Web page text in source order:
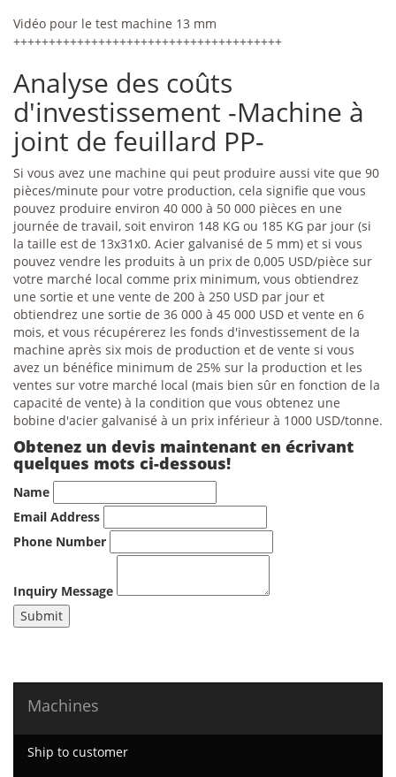
Vidéo pour le test machine 13 mm
++++++++++++++++++++++++++++++++++++++
Analyse des coûts
d'investissement -Machine à
joint de feuillard PP-
Si vous avez une machine qui peut produire aussi vite que 90
pièces/minute pour votre production, cela signifie que vous
pouvez produire environ 40 000 à 50 000 pièces en une
journée de travail, soit environ 148 KG ou 185 KG par jour (si
la taille est de 13x31x0. Acier galvanisé de 5 mm) et si vous
pouvez vendre les produits à un prix de 0,005 USD/pièce sur
votre marché local comme prix minimum, vous obtiendrez
une sortie et une vente de 200 à 250 USD par jour et
obtiendrez une sortie de 36 000 à 45 000 USD et vente en 6
mois, et vous récupérerez les fonds d'investissement de la
machine après six mois de production et de vente si vous
avez un bénéfice minimum de 25% sur la production et les
ventes sur votre marché local (mais bien sûr en fonction de la
capacité de vente) à la condition que vous obtenez une
bobine d'acier galvanisé à un prix inférieur à 1000 USD/tonne.
Obtenez un devis maintenant en écrivant
quelques mots ci-dessous!
Name
Email Address
Phone Number
Inquiry Message
Submit
Machines
Ship to customer